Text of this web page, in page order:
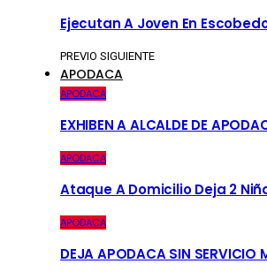
Ejecutan A Joven En
PREVIO SIGUIENTE
APODACA
APODACA
EXHIBEN A ALCALDE DE
APODACA
Ataque A Domicilio Deja 2
APODACA
DEJA APODACA SIN SERVICIO